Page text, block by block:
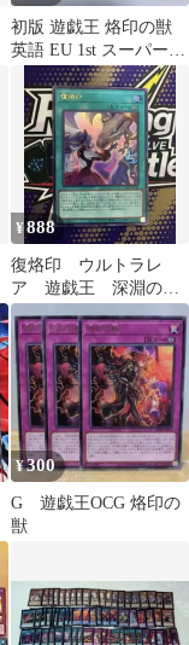
初版 遊戯王 烙印の獣
英語 EU 1st スーパー
美品
¥888
復烙印 ウルトラレ
ア 遊戯王 深淵の獣
ルベリオン 白の物
語 烙印ストーリー
¥300
G 遊戯王OCG 烙印の
獣